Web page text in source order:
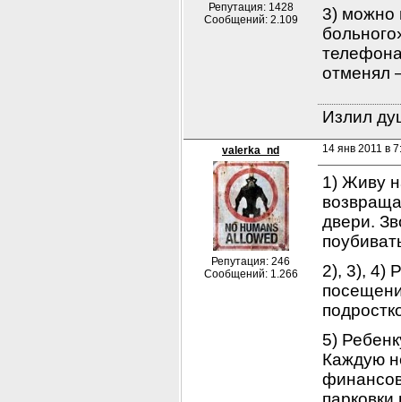
Репутация: 1428
Сообщений: 2.109
3) можно
отменял
Излил
valerka_nd
Репутация: 246
Сообщений: 1.266
14 янв 2011 в
1) Живу
двери.
2), 3), 4)
5)
Каждую